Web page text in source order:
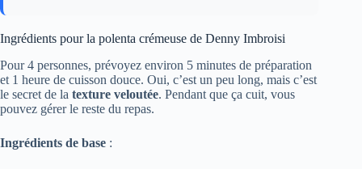
Ingrédients pour la polenta crémeuse de Denny Imbroisi
Pour 4 personnes, prévoyez environ 5 minutes de préparation
et 1 heure de cuisson douce. Oui, c’est un peu long, mais c’est
le secret de la texture veloutée. Pendant que ça cuit, vous
pouvez gérer le reste du repas.
Ingrédients de base :